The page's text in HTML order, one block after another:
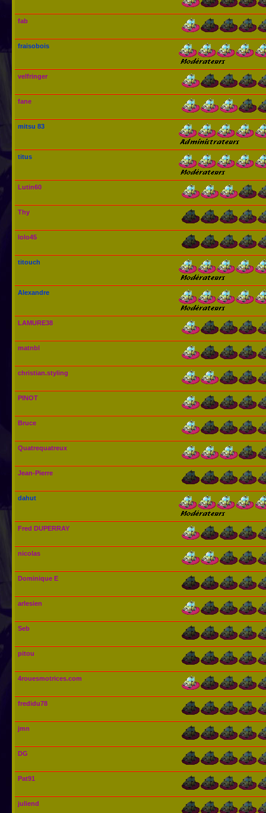
fab
fraisobois
velfringer
fane
mitsu 83
titus
Lutin60
Thy
lolo45
titouch
Alexandre
LAMURE38
matnbl
christian.styling
PINOT
Bruce
Quatrequatreux
Jean-Pierre
dahut
Fred DUPERRAY
nicolas
Dominique E
arlesien
Seb
pitou
4rouesmotrices.com
fredidu78
jmn
DG
Pat91
juliend